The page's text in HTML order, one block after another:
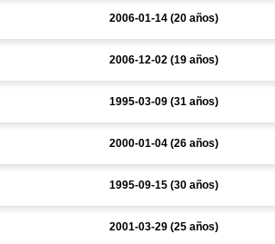
2006-01-14 (20 años)
2006-12-02 (19 años)
1995-03-09 (31 años)
2000-01-04 (26 años)
1995-09-15 (30 años)
2001-03-29 (25 años)